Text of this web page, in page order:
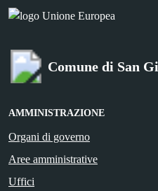
Comune di San
AMMINISTRAZIONE
Organi di governo
Aree amministrative
Uffici